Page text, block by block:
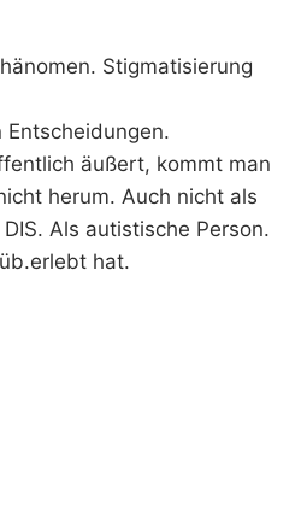
Stigmatisierung
Entscheidungen.
äußert, kommt man
herum. Auch nicht als
Als autistische Person.
hat.